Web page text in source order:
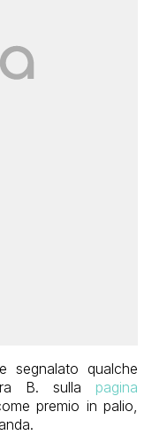
segnalato qualche
B. sulla pagina
premio in palio,